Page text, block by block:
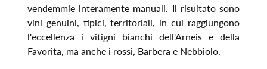
vendemmie interamente manuali. Il risultato sono
vini genuini, tipici, territoriali, in cui raggiungono
l'eccellenza i vitigni bianchi dell'Arneis e della
Favorita, ma anche i rossi, Barbera e Nebbiolo.